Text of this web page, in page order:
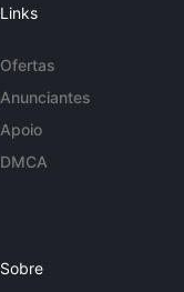
Links
Ofertas
Anunciantes
Apoio
DMCA
Sobre